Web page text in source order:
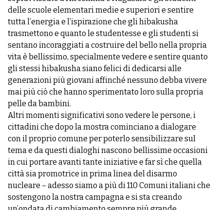
delle scuole elementari medie e superiori e sentire
tutta l’energia e l’ispirazione che gli hibakusha
trasmettono e quanto le studentesse e gli studenti si
sentano incoraggiati a costruire del bello nella propria
vita è bellissimo, specialmente vedere e sentire quanto
gli stessi hibakusha siano felici di dedicarsi alle
generazioni più giovani affinché nessuno debba vivere
mai più ciò che hanno sperimentato loro sulla propria
pelle da bambini.
Altri momenti significativi sono vedere le persone, i
cittadini che dopo la mostra cominciano a dialogare
con il proprio comune per poterlo sensibilizzare sul
tema e da questi dialoghi nascono bellissime occasioni
in cui portare avanti tante iniziative e far sì che quella
città sia promotrice in prima linea del disarmo
nucleare – adesso siamo a più di 110 Comuni italiani che
sostengono la nostra campagna e si sta creando